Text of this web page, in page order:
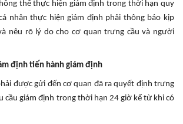
thể thực hiện giám định trong thời hạn quy
nhân thực hiện giám định phải thông báo kịp
nêu rõ lý do cho cơ quan trưng cầu và người
định tiến hành giám định
được gửi đến cơ quan đã ra quyết định trưng
cầu giám định trong thời hạn 24 giờ kể từ khi có